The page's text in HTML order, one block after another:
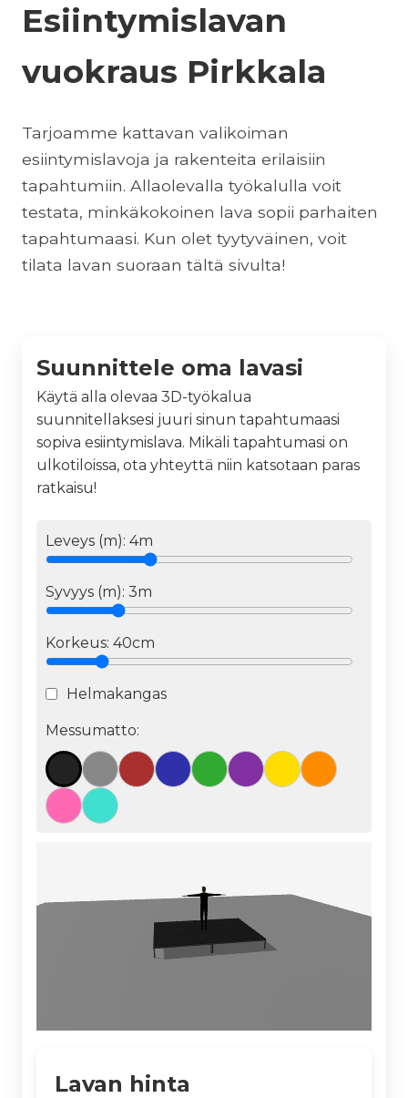
Esiintymislavan
vuokraus Pirkkala
Tarjoamme kattavan valikoiman
esiintymislavoja ja rakenteita erilaisiin
tapahtumiin. Allaolevalla työkalulla voit
testata, minkäkokoinen lava sopii parhaiten
tapahtumaasi. Kun olet tyytyväinen, voit
tilata lavan suoraan tältä sivulta!
Suunnittele oma lavasi
Käytä alla olevaa 3D-työkalua
suunnitellaksesi juuri sinun tapahtumaasi
sopiva esiintymislava. Mikäli tapahtumasi on
ulkotiloissa, ota yhteyttä niin katsotaan paras
ratkaisu!
Leveys (m): 4m
Syvyys (m): 3m
Korkeus: 40cm
Helmakangas
Messumatto:
Lavan hinta